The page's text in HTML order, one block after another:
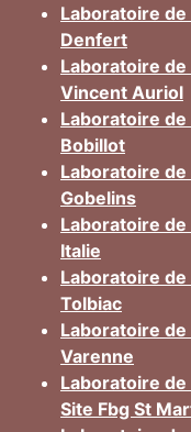
Laboratoire de
Denfert
Laboratoire de
Vincent Auriol
Laboratoire de
Bobillot
Laboratoire de
Gobelins
Laboratoire de
Italie
Laboratoire de
Tolbiac
Laboratoire de
Varenne
Laboratoire
Site Fbg St